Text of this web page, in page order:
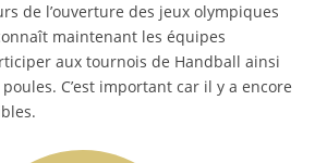
de l’ouverture des jeux olympiques
maintenant les équipes
aux tournois de Handball ainsi
C’est important car il y a encore